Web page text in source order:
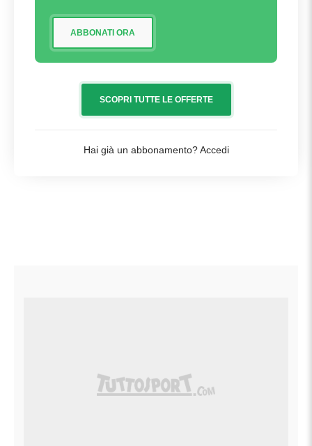
ABBONATI ORA
SCOPRI TUTTE LE OFFERTE
Hai già un abbonamento?Accedi